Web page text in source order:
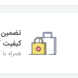
کیفیت
همراه